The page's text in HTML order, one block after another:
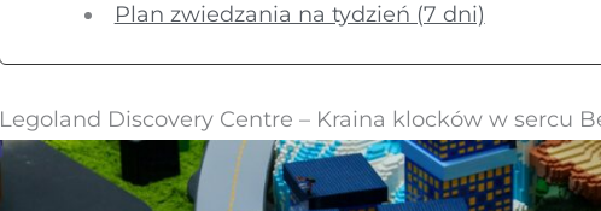
Plan zwiedzania na tydzień (7 dni)
Legoland Discovery Centre – Kraina klocków w sercu